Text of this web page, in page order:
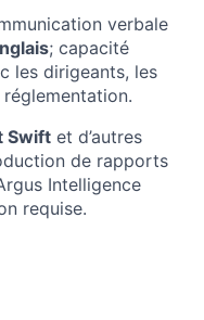
verbale
; capacité
les dirigeants, les
Swift et d’autres
de rapports
Intelligence
requise.